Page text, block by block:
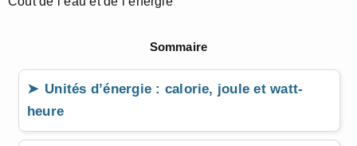
Sommaire
Unités d’énergie : calorie, joule et watt-
heure